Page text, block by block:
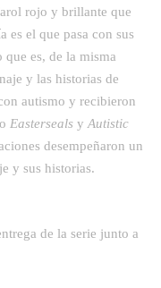
rojo y brillante que
es el que pasa con sus
es, de la misma
y las historias de
autismo y recibieron
Easterseals y Autistic
desempeñaron un
y sus historias.
de la serie junto a